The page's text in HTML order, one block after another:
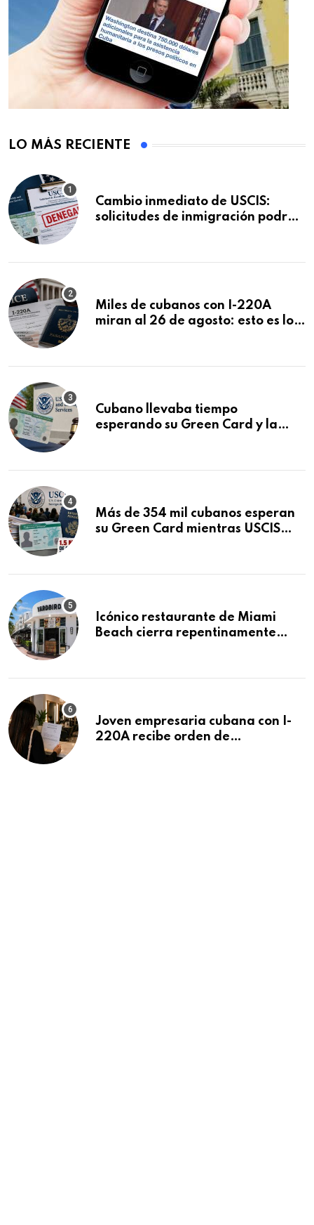
LO MÁS RECIENTE
Cambio inmediato de USCIS:
solicitudes de inmigración podrán
Miles de cubanos con I-220A
miran al 26 de agosto: esto es lo
Cubano llevaba tiempo
esperando su Green Card y la
Más de 354 mil cubanos esperan
su Green Card mientras USCIS
Icónico restaurante de Miami
Beach cierra repentinamente
Joven empresaria cubana con I-
220A recibe orden de